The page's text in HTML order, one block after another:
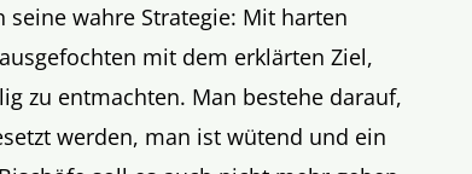
seine wahre Strategie: Mit harten
mit dem erklärten Ziel,
zu entmachten. Man bestehe darauf,
werden, man ist wütend und ein